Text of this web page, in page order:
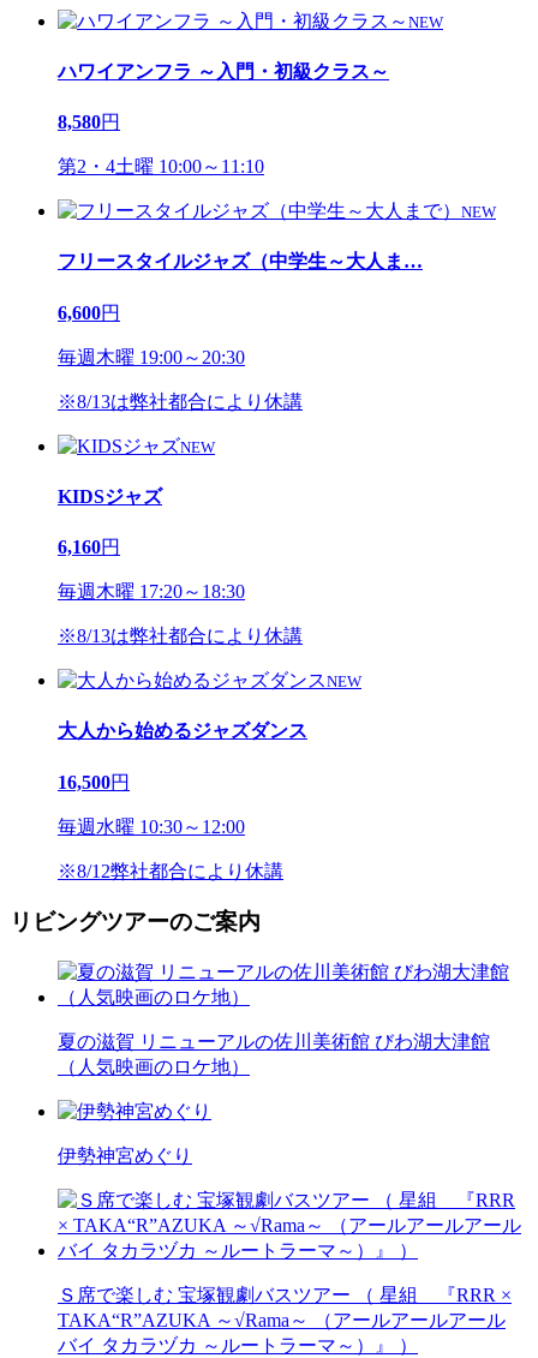
NEW
ハワイアンフラ ～入門・初級クラス～
8,580円
第2・4土曜 10:00～11:10
NEW
フリースタイルジャズ（中学生～大人ま …
6,600円
毎週木曜 19:00～20:30
※8/13は弊社都合により休講
NEW
KIDSジャズ
6,160円
毎週木曜 17:20～18:30
※8/13は弊社都合により休講
NEW
大人から始めるジャズダンス
16,500円
毎週水曜 10:30～12:00
※8/12弊社都合により休講
リビングツアーのご案内
夏の滋賀 リニューアルの佐川美術館 びわ湖大津館
（人気映画のロケ地）
伊勢神宮めぐり
Ｓ席で楽しむ 宝塚観劇バスツアー （ 星組 『RRR ×
TAKA“R”AZUKA ～√Rama～ （アールアールアール
バイ タカラヅカ ～ルートラーマ～）』 ）